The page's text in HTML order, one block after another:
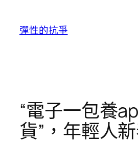
彈性的抗爭
“電子一包養
貨”，年輕人